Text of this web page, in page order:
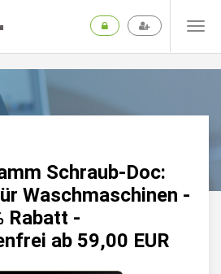
Schraub-Doc:
Waschmaschinen -
Rabatt -
ab 59,00 EUR